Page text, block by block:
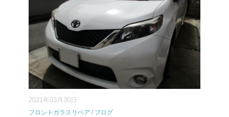
2021年03月30日
フロントガラスリペア / ブログ